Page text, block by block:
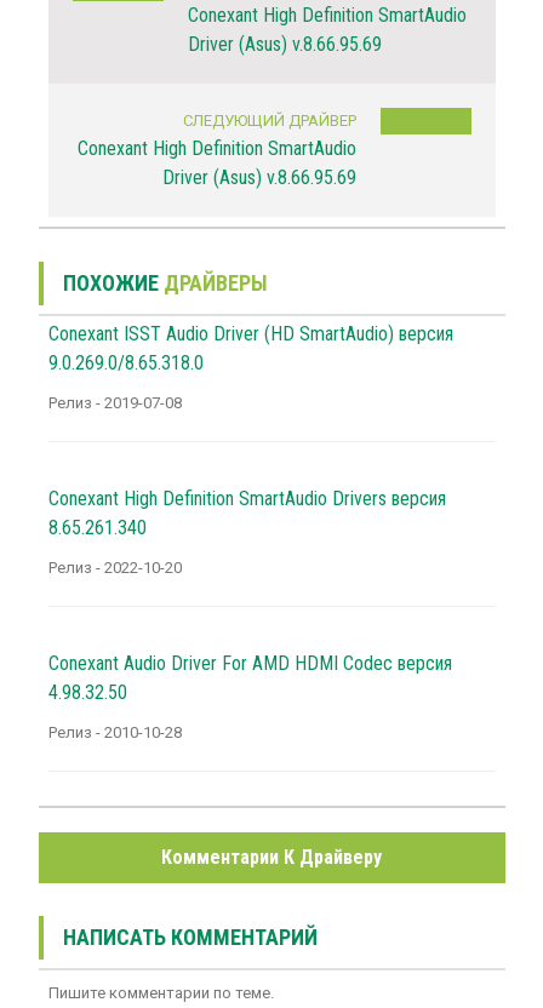
Conexant High Definition SmartAudio
Driver (Asus) v.8.66.95.69
СЛЕДУЮЩИЙ ДРАЙВЕР
Conexant High Definition SmartAudio
Driver (Asus) v.8.66.95.69
ПОХОЖИЕ ДРАЙВЕРЫ
Conexant ISST Audio Driver (HD SmartAudio) версия
9.0.269.0/8.65.318.0
Релиз - 2019-07-08
Conexant High Definition SmartAudio Drivers версия
8.65.261.340
Релиз - 2022-10-20
Conexant Audio Driver For AMD HDMI Codec версия
4.98.32.50
Релиз - 2010-10-28
Комментарии К Драйверу
НАПИСАТЬ КОММЕНТАРИЙ
Пишите комментарии по теме.